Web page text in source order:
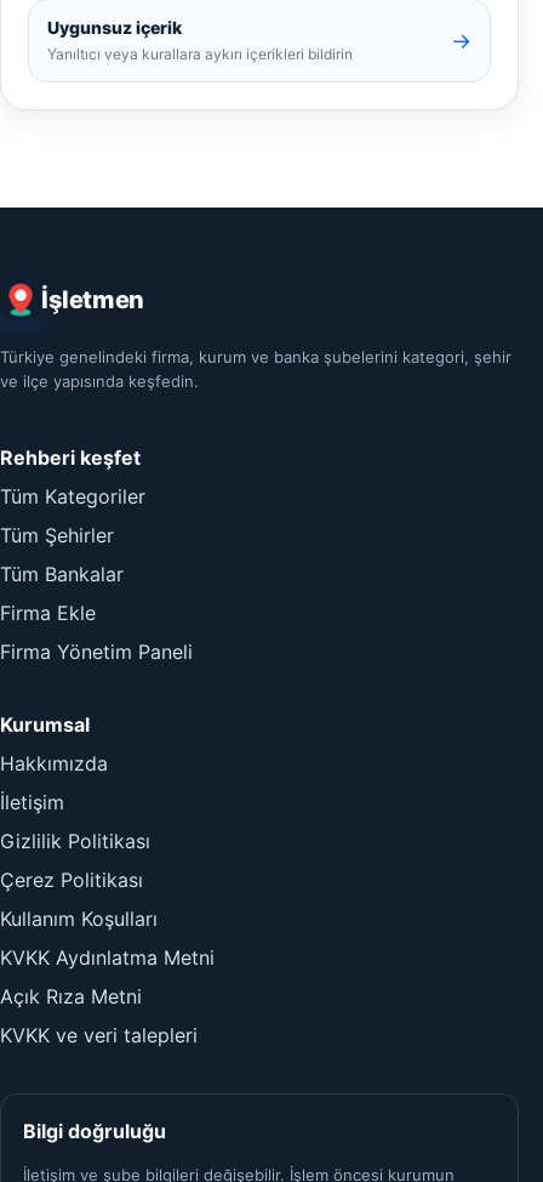
Uygunsuz içerik
Yanıltıcı veya kurallara aykırı içerikleri bildirin
→
İşletmen
Türkiye genelindeki firma, kurum ve banka şubelerini kategori, şehir
ve ilçe yapısında keşfedin.
Rehberi keşfet
Tüm Kategoriler
Tüm Şehirler
Tüm Bankalar
Firma Ekle
Firma Yönetim Paneli
Kurumsal
Hakkımızda
İletişim
Gizlilik Politikası
Çerez Politikası
Kullanım Koşulları
KVKK Aydınlatma Metni
Açık Rıza Metni
KVKK ve veri talepleri
Bilgi doğruluğu
İletişim ve şube bilgileri değişebilir. İşlem öncesi kurumun